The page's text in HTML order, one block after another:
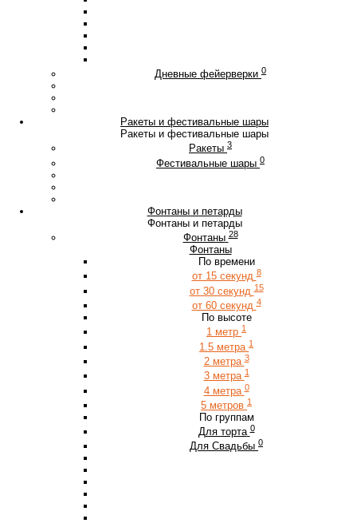
Дневные фейерверки 0
Ракеты и фестивальные шары
Ракеты и фестивальные шары
Ракеты 3
Фестивальные шары 0
Фонтаны и петарды
Фонтаны и петарды
Фонтаны 28
Фонтаны
По времени
от 15 секунд 8
от 30 секунд 15
от 60 секунд 4
По высоте
1 метр 1
1.5 метра 1
2 метра 3
3 метра 1
4 метра 0
5 метров 1
По группам
Для торта 0
Для Свадьбы 0